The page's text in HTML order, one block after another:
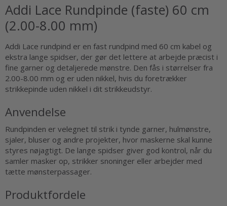
Addi Lace Rundpinde (faste) 60 cm
(2.00-8.00 mm)
Addi Lace rundpind er en fast rundpind med 60 cm kabel og
ekstra lange spidser, der gør det lettere at arbejde præcist i
fine garner og detaljerede mønstre. Den fås i størrelser fra
2.00-8.00 mm og er uden nikkel, hvis du foretrækker
strikkepinde uden nikkel i dit strikkeudstyr.
Anvendelse
Rundpinden er velegnet til strik i tynde garner, hulmønstre,
sjaler, bluser og andre projekter, hvor maskerne skal kunne
styres nøjagtigt. De lange spidser giver god kontrol, når du
samler masker op, strikker snoninger eller arbejder med
tætte mønsterpassager.
Produktfordele